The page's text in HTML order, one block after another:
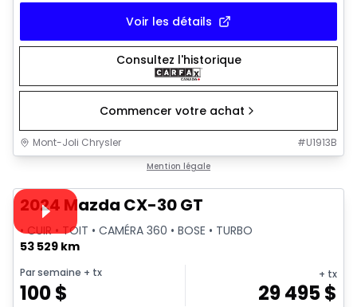
Voir les détails
Consultez l'historique
Commencer votre achat
Mont-Joli Chrysler #U1913B
Mention légale
Vidéo disponible
2024 Mazda CX-30 GT
• CUIR • TOIT • CAMÉRA 360 • BOSE • TURBO
53 529 km
Par semaine + tx
100$
+ tx
29 495$